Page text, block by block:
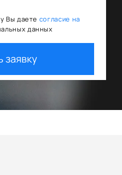
Trade In как
+ дополнительная
Вы даете согласие на
данных
заявку